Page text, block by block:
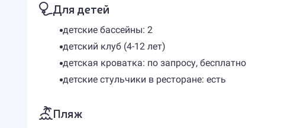
Для детей
детские бассейны: 2
детский клуб (4-12 лет)
детская кроватка: по запросу, бесплатно
детские стульчики в ресторане: есть
Пляж